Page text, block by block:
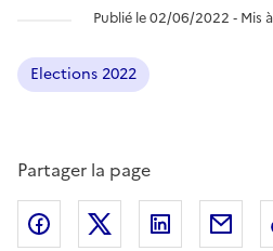
Publié le 02/06/2022 ‐ Mis
Elections 2022
Partager la page
Partager l'article sur
Partager l'article
Partager